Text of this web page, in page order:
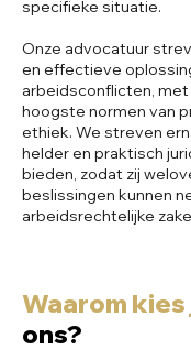
specifieke situatie.
Onze advocatuur
en effectieve
arbeidsconflicten,
hoogste normen van
ethiek. We streven
helder en praktisch
bieden, zodat zij
beslissingen kunnen
arbeidsrechtelijke
Waarom kies
ons?